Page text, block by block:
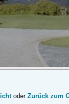
oder Zurück zum